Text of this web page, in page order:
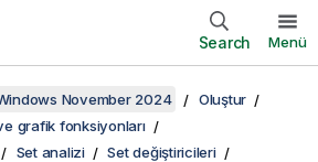
Search Menü
November 2024
Oluştur
grafik fonksiyonları
Set analizi Set değiştiricileri